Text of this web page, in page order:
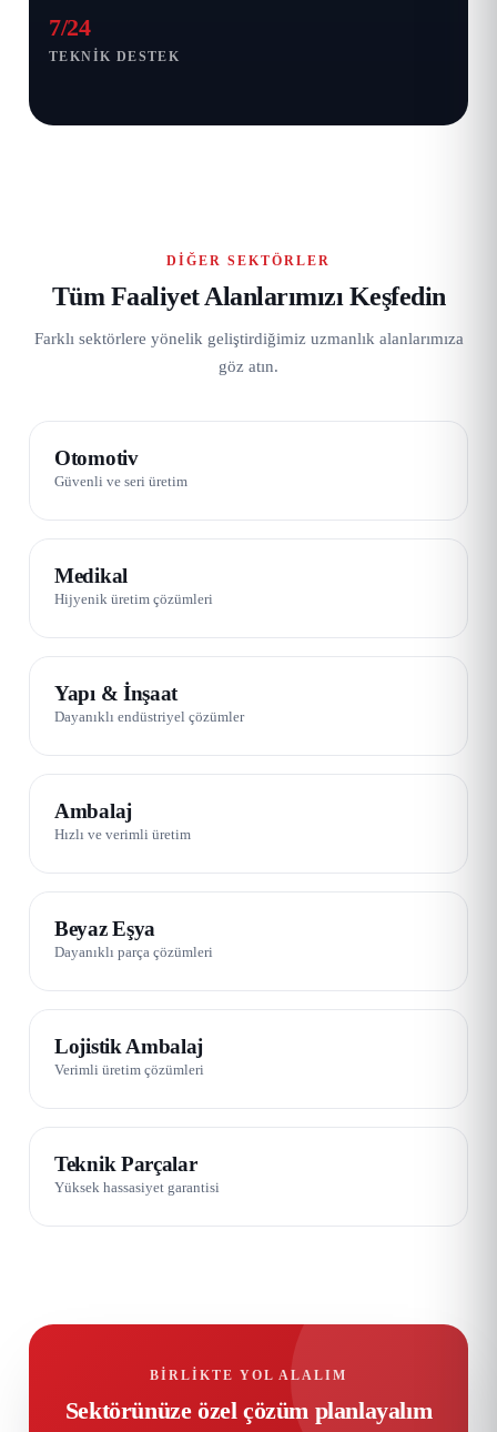
7/24
TEKNIK DESTEK
DIĞER SEKTÖRLER
Tüm Faaliyet Alanlarımızı Keşfedin
Farklı sektörlere yönelik geliştirdiğimiz uzmanlık alanlarımıza
göz atın.
Otomotiv
Güvenli ve seri üretim
Medikal
Hijyenik üretim çözümleri
03 / 08
Yapı & İnşaat
Dayanıklı endüstriyel çözümler
Ambalaj
Hızlı ve verimli üretim
Beyaz Eşya
Dayanıklı parça çözümleri
Lojistik Ambalaj
Verimli üretim çözümleri
Teknik Parçalar
Yüksek hassasiyet garantisi
BIRLIKTE YOL ALALIM
Sektörünüze özel çözüm planlayalım